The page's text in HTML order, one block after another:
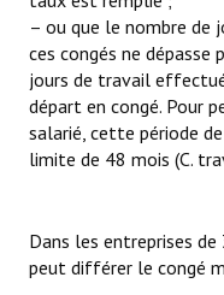
– ou que le nombre de
ces congés ne
jours de travail
départ en congé. Pour
salarié, cette période
limite de 48 mois (C.
Dans les entreprises
peut différer le congé